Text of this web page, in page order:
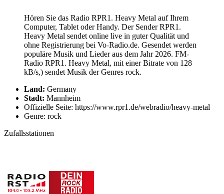
Hören Sie das Radio RPR1. Heavy Metal auf Ihrem
Computer, Tablet oder Handy. Der Sender RPR1.
Heavy Metal sendet online live in guter Qualität und
ohne Registrierung bei Vo-Radio.de. Gesendet werden
populäre Musik und Lieder aus dem Jahr 2026. FM-
Radio RPR1. Heavy Metal, mit einer Bitrate von 128
kB/s,) sendet Musik der Genres rock.
Land: Germany
Stadt: Mannheim
Offizielle Seite: https://www.rpr1.de/webradio/heavy-metal
Genre: rock
Zufallsstationen